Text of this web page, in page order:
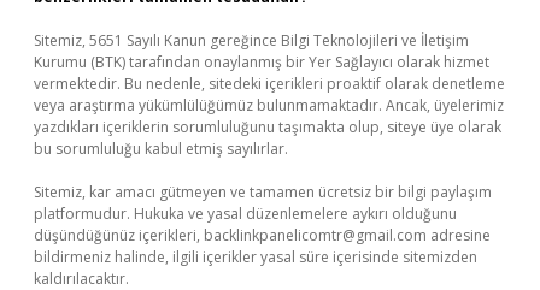
Sitemiz, 5651 Sayılı Kanun gereğince Bilgi Teknolojileri ve İletişim
Kurumu (BTK) tarafından onaylanmış bir Yer Sağlayıcı olarak hizmet
vermektedir. Bu nedenle, sitedeki içerikleri proaktif olarak denetleme
veya araştırma yükümlülüğümüz bulunmamaktadır. Ancak, üyelerimiz
yazdıkları içeriklerin sorumluluğunu taşımakta olup, siteye üye olarak
bu sorumluluğu kabul etmiş sayılırlar.
Sitemiz, kar amacı gütmeyen ve tamamen ücretsiz bir bilgi paylaşım
platformudur. Hukuka ve yasal düzenlemelere aykırı olduğunu
düşündüğünüz içerikleri, backlinkpanelicomtr@gmail.com adresine
bildirmeniz halinde, ilgili içerikler yasal süre içerisinde sitemizden
kaldırılacaktır.